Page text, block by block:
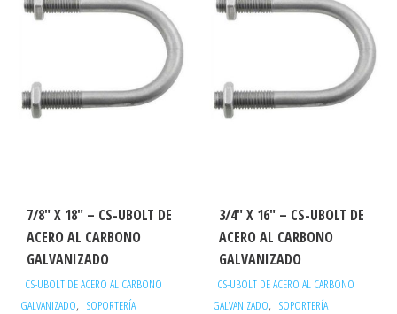
7/8″ X 18″ – CS-UBOLT DE
ACERO AL CARBONO
GALVANIZADO
CS-UBOLT DE ACERO AL CARBONO
GALVANIZADO, SOPORTERÍA
3/4″ X 16″ – CS-UBOLT DE
ACERO AL CARBONO
GALVANIZADO
CS-UBOLT DE ACERO AL CARBONO
GALVANIZADO, SOPORTERÍA